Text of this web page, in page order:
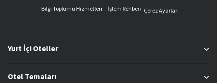
Bilgi Toplumu Hizmetleri
İşlem Rehberi Çerez Ayarları
Yurt İçi Oteller
Otel Temaları